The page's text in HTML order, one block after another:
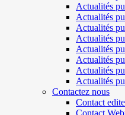
Actualités
Actualités
Actualités
Actualités
Actualités
Actualités
Actualités
Actualités
Contactez nous
Contact
Contact